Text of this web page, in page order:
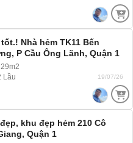
Nhà hẻm TK11 Bến
P Cầu Ông Lãnh, Quận 1
Lầu
19/07/26
khu đẹp hẻm 210 Cô
Quận 1